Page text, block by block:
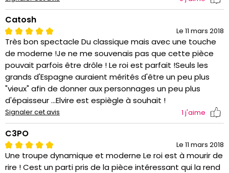
Catosh
Le 11 mars 2018
Très bon spectacle Du classique mais avec une touche
de moderne !Je ne me souvenais pas que cette pièce
pouvait parfois être drôle ! Le roi est parfait !Seuls les
grands d'Espagne auraient mérités d'être un peu plus
"vieux" afin de donner aux personnages un peu plus
d'épaisseur ...Elvire est espiègle à souhait !
Signaler cet avis 1 j'aime
C3PO
Le 11 mars 2018
Une troupe dynamique et moderne Le roi est à mourir de
rire ! Cest un parti pris de la pièce intéressant qui la rend